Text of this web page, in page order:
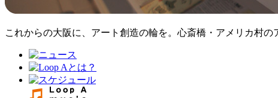
これからの大阪に、アート創造の輪を。心斎橋・アメリカ村の